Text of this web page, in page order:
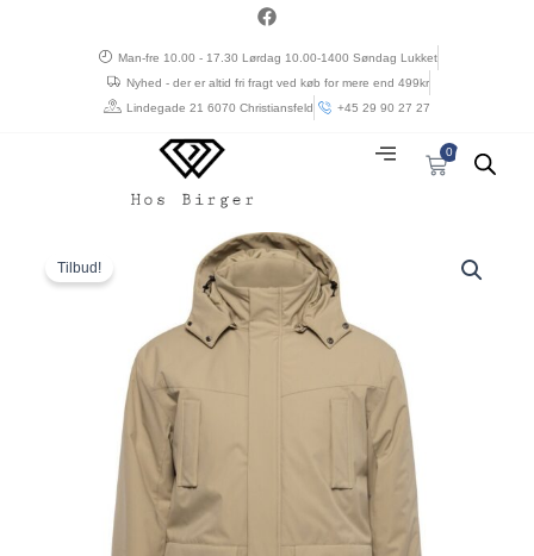
a
e
o
o
Man-fre 10.00 - 17.30 Lørdag 10.00-1400 Søndag Lukket
Nyhed - der er altid fri fragt ved køb for mere end 499kr
Lindegade 21 6070 Christiansfeld
+45 29 90 27 27
0
Kurv
Tilbud!
Den
oprindelige
pris
var:
kr. 2.000,00.
Den
aktuelle
pris
er:
kr. 1.200,00.
parka